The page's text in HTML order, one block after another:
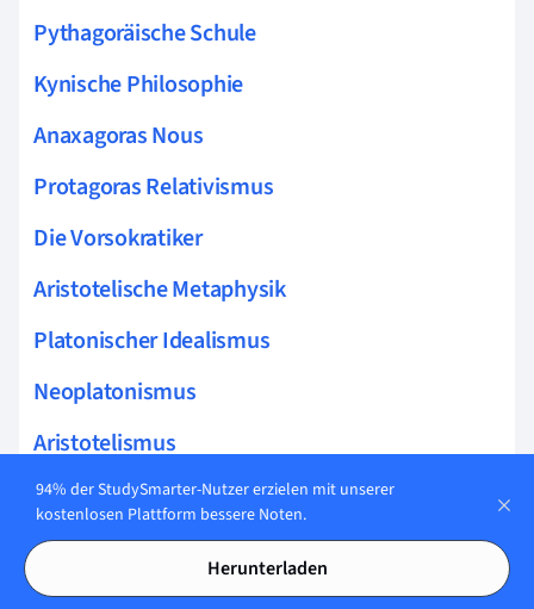
Pythagoräische Schule
Kynische Philosophie
Anaxagoras Nous
Protagoras Relativismus
Die Vorsokratiker
Aristotelische Metaphysik
Platonischer Idealismus
Neoplatonismus
Aristotelismus
Eleatische Schule
Peripatetische Schule
Platonismus
94% der StudySmarter-Nutzer erzielen mit unserer
kostenlosen Plattform bessere Noten.
Herunterladen